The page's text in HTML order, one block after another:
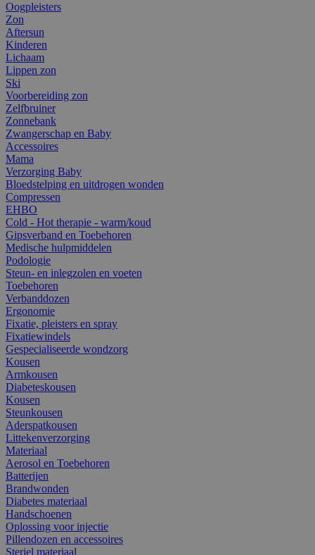
Oogpleisters
Zon
Aftersun
Kinderen
Lichaam
Lippen zon
Ski
Voorbereiding zon
Zelfbruiner
Zonnebank
Zwangerschap en Baby
Accessoires
Mama
Verzorging Baby
Bloedstelping en uitdrogen wonden
Compressen
EHBO
Cold - Hot therapie - warm/koud
Gipsverband en Toebehoren
Medische hulpmiddelen
Podologie
Steun- en inlegzolen en voeten
Toebehoren
Verbanddozen
Ergonomie
Fixatie, pleisters en spray
Fixatiewindels
Gespecialiseerde wondzorg
Kousen
Armkousen
Diabeteskousen
Kousen
Steunkousen
Aderspatkousen
Littekenverzorging
Materiaal
Aerosol en Toebehoren
Batterijen
Brandwonden
Diabetes materiaal
Handschoenen
Oplossing voor injectie
Pillendozen en accessoires
Steriel materiaal